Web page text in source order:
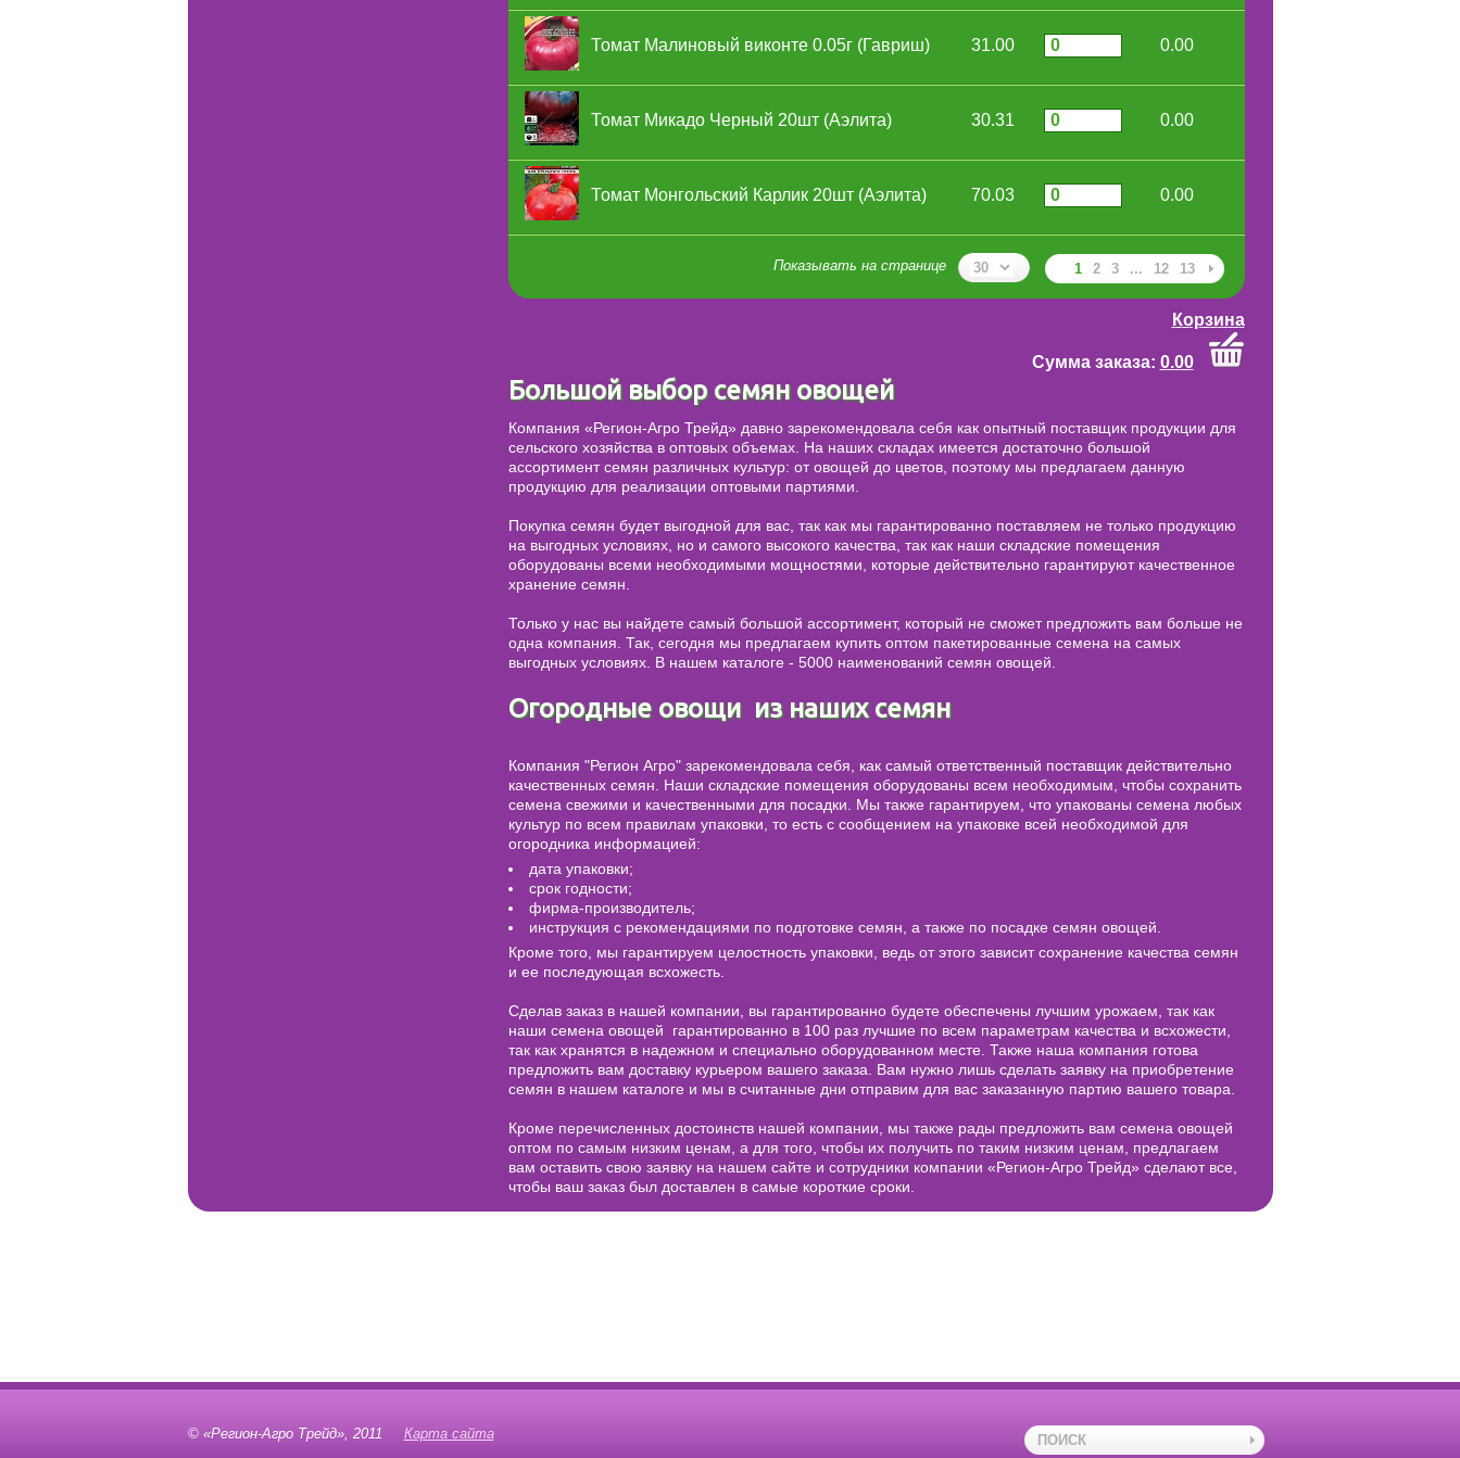
Томат Малиновый виконте 0.05г (Гавриш) 31.00 0.00
Томат Микадо Черный 20шт (Аэлита) 30.31 0.00
Томат Монгольский Карлик 20шт (Аэлита) 70.03 0.00
Показывать на странице 1 2 3 ... 12 13
Корзина
Cумма заказа: 0.00
Большой выбор семян овощей
Компания «Регион-Агро Трейд» давно зарекомендовала себя как опытный поставщик продукции для
сельского хозяйства в оптовых объемах. На наших складах имеется достаточно большой
ассортимент семян различных культур: от овощей до цветов, поэтому мы предлагаем данную
продукцию для реализации оптовыми партиями.
Покупка семян будет выгодной для вас, так как мы гарантированно поставляем не только продукцию
на выгодных условиях, но и самого высокого качества, так как наши складские помещения
оборудованы всеми необходимыми мощностями, которые действительно гарантируют качественное
хранение семян.
Только у нас вы найдете самый большой ассортимент, который не сможет предложить вам больше не
одна компания. Так, сегодня мы предлагаем купить оптом пакетированные семена на самых
выгодных условиях. В нашем каталоге - 5000 наименований семян овощей.
Огородные овощи из наших семян
Компания "Регион Агро" зарекомендовала себя, как самый ответственный поставщик действительно
качественных семян. Наши складские помещения оборудованы всем необходимым, чтобы сохранить
семена свежими и качественными для посадки. Мы также гарантируем, что упакованы семена любых
культур по всем правилам упаковки, то есть с сообщением на упаковке всей необходимой для
огородника информацией:
дата упаковки;
срок годности;
фирма-производитель;
инструкция с рекомендациями по подготовке семян, а также по посадке семян овощей.
Кроме того, мы гарантируем целостность упаковки, ведь от этого зависит сохранение качества семян
и ее последующая всхожесть.
Сделав заказ в нашей компании, вы гарантированно будете обеспечены лучшим урожаем, так как
наши семена овощей гарантированно в 100 раз лучшие по всем параметрам качества и всхожести,
так как хранятся в надежном и специально оборудованном месте. Также наша компания готова
предложить вам доставку курьером вашего заказа. Вам нужно лишь сделать заявку на приобретение
семян в нашем каталоге и мы в считанные дни отправим для вас заказанную партию вашего товара.
Кроме перечисленных достоинств нашей компании, мы также рады предложить вам семена овощей
оптом по самым низким ценам, а для того, чтобы их получить по таким низким ценам, предлагаем
вам оставить свою заявку на нашем сайте и сотрудники компании «Регион-Агро Трейд» сделают все,
чтобы ваш заказ был доставлен в самые короткие сроки.
© «Регион-Агро Трейд», 2011 Карта сайта ПОИСК